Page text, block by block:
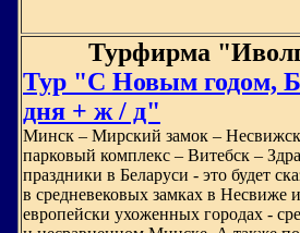
Турфирма
Тур "С Новым годом,
дня + ж / д"
Минск – Мирский замок –
парковый комплекс – Витебск –
праздники в Беларуси - это будет
в средневековых замках в Несвиже
европейски ухоженных городах -